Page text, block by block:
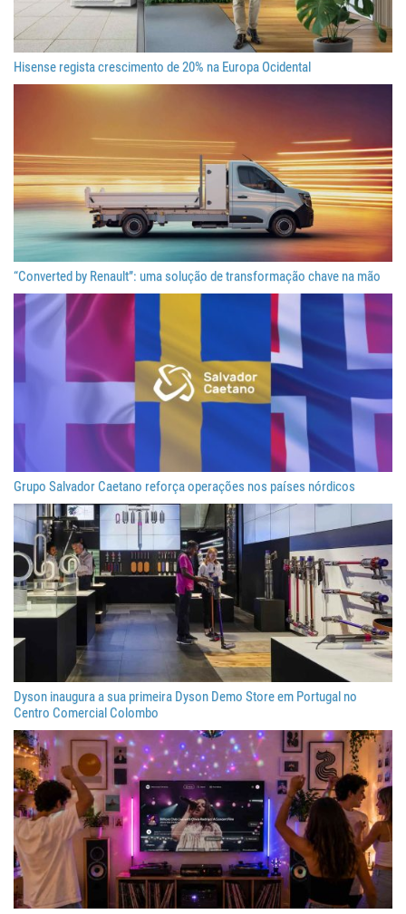
Hisense regista crescimento de 20% na Europa Ocidental
“Converted by Renault”: uma solução de transformação chave na mão
Grupo Salvador Caetano reforça operações nos países nórdicos
Dyson inaugura a sua primeira Dyson Demo Store em Portugal no
Centro Comercial Colombo